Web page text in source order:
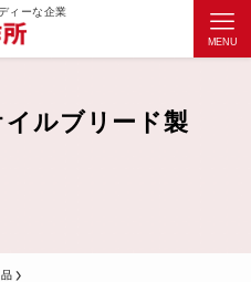
ィーな企業
MENU
ルブリード製